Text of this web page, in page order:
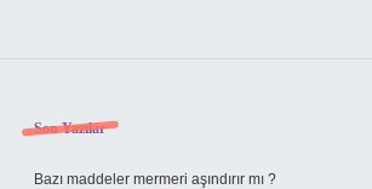
Sidebar
Son Yazılar
Bazı maddeler mermeri aşındırır mı ?